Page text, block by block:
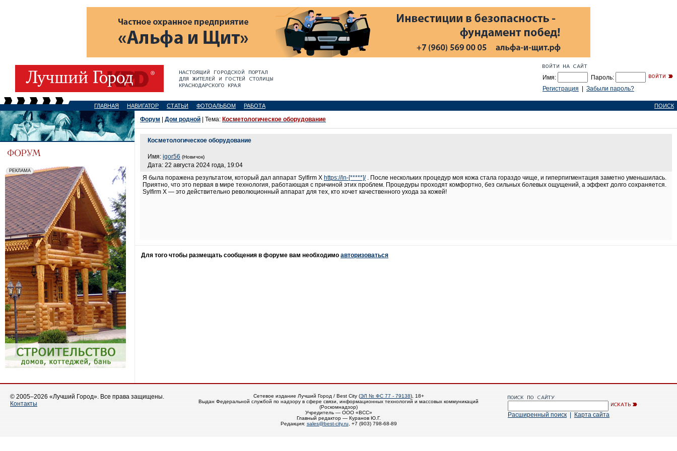
Имя:
Пароль:
Регистрация
Забыли пароль?
ГЛАВНАЯ НАВИГАТОР СТАТЬИ ФОТОАЛЬБОМ РАБОТА ПОИСК
Форум Дом родной | Тема: Косметологическое оборудование
Косметологическое оборудование
Имя: igor56 (Новичок)
Дата: 22 августа 2024 года, 19:04
Я была поражена результатом, который дал аппарат Sylfirm X https://ln-[*****]/. После нескольких процедур моя кожа стала гораздо чище, и гиперпигментация заметно уменьшилась.
Приятно, что это первая в мире технология, работающая с причиной этих проблем. Процедуры проходят комфортно, без сильных болевых ощущений, а эффект долго сохраняется.
Sylfirm X — это действительно революционный аппарат для тех, кто хочет качественного ухода за кожей!
Для того чтобы размещать сообщения в форуме вам необходимо авторизоваться
© 2005–2026 «Лучший Город». Все права защищены.
Контакты
Сетевое издание Лучший Город / Best City (ЭЛ № ФС 77 - 79138), 18+
Выдан Федеральной службой по надзору в сфере связи, информационных технологий и массовых коммуникаций
(Роскомнадзор)
Учредитель — ООО «ВСС»
Главный редактор — Куранов Ю.Г.
Редакция: sales@best-city.ru , +7 (903) 798-68-89
Расширенный поиск Карта сайта